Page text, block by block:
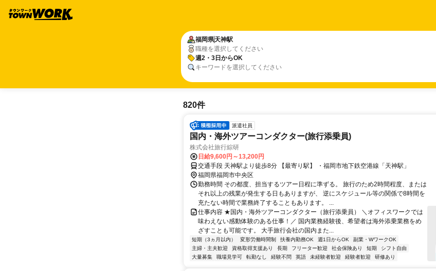
福岡県天神駅
職種を選択してください
週2・3日からOK
キーワードを選択してください
820件
派遣社員
国内・海外ツアーコンダクター(旅行添乗員)
株式会社旅行綜研
日給9,600円～13,200円
交通手段 天神駅より徒歩8分 【最寄り駅】 ・福岡市地下鉄空港線「天神駅」
福岡県福岡市中央区
勤務時間 その都度、担当するツアー日程に準ずる。 旅行のため2時間程度、または
それ以上の残業が発生する日もありますが、 逆にスケジュール等の関係で8時間を
充たない時間で業務終了することもあります。 ...
仕事内容 ★国内・海外ツアーコンダクター（旅行添乗員） ＼オフィスワークでは
味わえない感動体験のある仕事！／ 国内業務経験後、希望者は海外添乗業務をめ
ざすことも可能です。 大手旅行会社の国内また...
短期（3ヵ月以内） 変形労働時間制 扶養内勤務OK 週1日からOK
副業・WワークOK
主婦・主夫歓迎
資格取得支援あり 長期 フリーター歓迎 社会保険あり 短期
シフト自由
大量募集
職場見学可 転勤なし 経験不問 英語 未経験者歓迎 経験者歓迎 研修あり